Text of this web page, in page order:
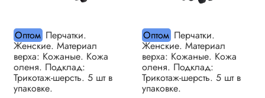
ОптомПерчатки.
Женские. Материал
верха: Кожаные. Кожа
оленя. Подклад:
Трикотаж-шерсть. 5 шт в
упаковке.
ОптомПерчатки.
Женские. Материал
верха: Кожаные. Кожа
оленя. Подклад:
Трикотаж-шерсть. 5 шт в
упаковке.